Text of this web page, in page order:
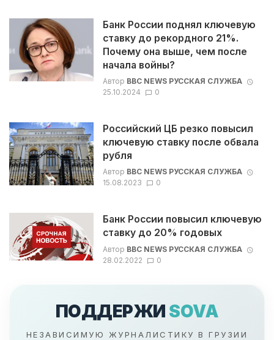
Банк России поднял ключевую
ставку до рекордного 21%.
Почему она выше, чем после
начала войны?
Автор BBC NEWS РУССКАЯ СЛУЖБА
25.10.2024
0
Российский ЦБ резко повысил
ключевую ставку после обвала
рубля
Автор BBC NEWS РУССКАЯ СЛУЖБА
15.08.2023
0
Банк России повысил ключевую
ставку до 20% годовых
Автор BBC NEWS РУССКАЯ СЛУЖБА
28.02.2022
0
ПОДДЕРЖИ SOVA
НЕЗАВИСИМУЮ ЖУРНАЛИСТИКУ В ГРУЗИИ